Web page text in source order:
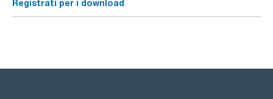
Registrati per i download